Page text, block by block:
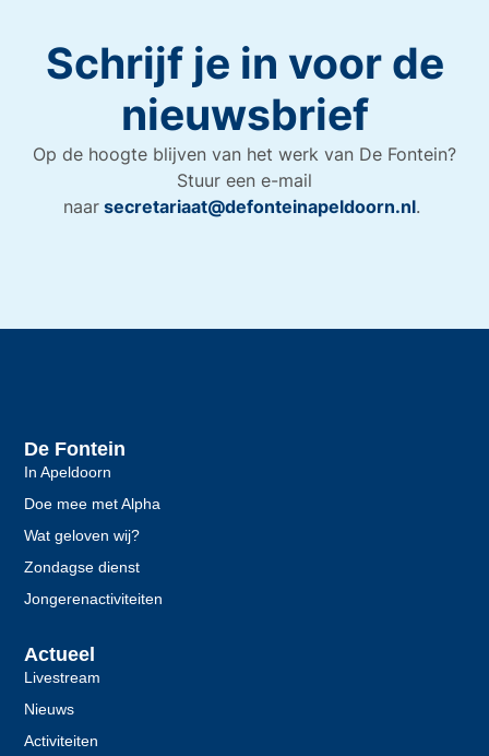
Schrijf je in voor de
nieuwsbrief
Op de hoogte blijven van het werk van De Fontein?
Stuur een e-mail
naar secretariaat@defonteinapeldoorn.nl.
De Fontein
In Apeldoorn
Doe mee met Alpha
Wat geloven wij?
Zondagse dienst
Jongerenactiviteiten
Actueel
Livestream
Nieuws
Activiteiten